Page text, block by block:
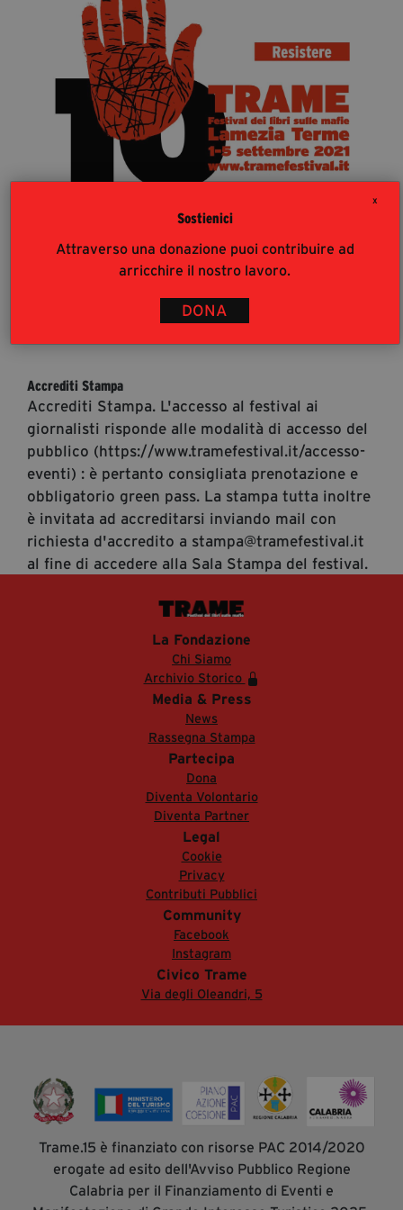
X
Sostienici
Attraverso una donazione puoi contribuire ad
arricchire il nostro lavoro.
DONA
segreteria@tramefestival.it
info@tramefestival.it
+39 346 954 4078
Accrediti Stampa
Accrediti Stampa. L'accesso al festival ai
giornalisti risponde alle modalità di accesso del
pubblico (https://www.tramefestival.it/accesso-
eventi) : è pertanto consigliata prenotazione e
obbligatorio green pass. La stampa tutta inoltre
è invitata ad accreditarsi inviando mail con
richiesta d'accredito a stampa@tramefestival.it
al fine di accedere alla Sala Stampa del festival.
La Fondazione
Chi Siamo
Archivio Storico
Media & Press
News
Rassegna Stampa
Partecipa
Dona
Diventa Volontario
Diventa Partner
Legal
Cookie
Privacy
Contributi Pubblici
Community
Facebook
Instagram
Civico Trame
Via degli Oleandri, 5
Trame.15 è finanziato con risorse PAC 2014/2020
erogate ad esito dell'Avviso Pubblico Regione
Calabria per il Finanziamento di Eventi e